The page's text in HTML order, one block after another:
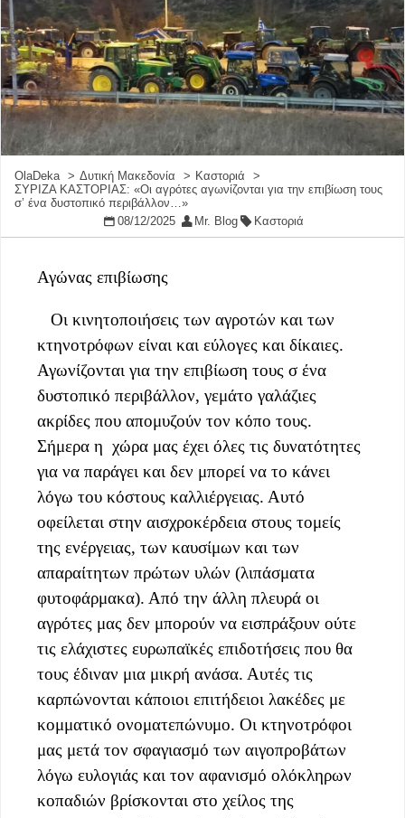
OlaDeka Δυτική Μακεδονία
Καστοριά
ΣΥΡΙΖΑ ΚΑΣΤΟΡΙΑΣ: «Οι αγρότες αγωνίζονται για την επιβίωση τους
σ’ ένα δυστοπικό περιβάλλον…»
08/12/2025
Mr. Blog Καστοριά
Αγώνας επιβίωσης
Οι κινητοποιήσεις των αγροτών και των
κτηνοτρόφων είναι και εύλογες και δίκαιες.
Αγωνίζονται για την επιβίωση τους σ ένα
δυστοπικό περιβάλλον, γεμάτο γαλάζιες
ακρίδες που απομυζούν τον κόπο τους.
Σήμερα η χώρα μας έχει όλες τις δυνατότητες
για να παράγει και δεν μπορεί να το κάνει
λόγω του κόστους καλλιέργειας. Αυτό
οφείλεται στην αισχροκέρδεια στους τομείς
της ενέργειας, των καυσίμων και των
απαραίτητων πρώτων υλών (λιπάσματα
φυτοφάρμακα). Από την άλλη πλευρά οι
αγρότες μας δεν μπορούν να εισπράξουν ούτε
τις ελάχιστες ευρωπαϊκές επιδοτήσεις που θα
τους έδιναν μια μικρή ανάσα. Αυτές τις
καρπώνονται κάποιοι επιτήδειοι λακέδες με
κομματικό ονοματεπώνυμο. Οι κτηνοτρόφοι
μας μετά τον σφαγιασμό των αιγοπροβάτων
λόγω ευλογιάς και τον αφανισμό ολόκληρων
κοπαδιών βρίσκονται στο χείλος της